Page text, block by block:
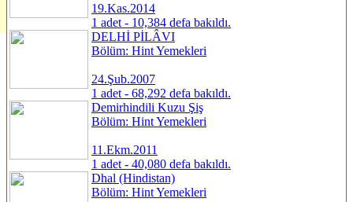
19.Kas.2014
1 adet - 10,384 defa bakıldı.
DELHİ PİLÂVI
Bölüm: Hint Yemekleri
24.Şub.2007
1 adet - 68,292 defa bakıldı.
Demirhindili Kuzu Şiş
Bölüm: Hint Yemekleri
11.Ekm.2011
1 adet - 40,080 defa bakıldı.
Dhal (Hindistan)
Bölüm: Hint Yemekleri